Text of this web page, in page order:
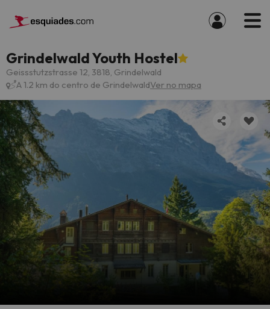
Grindelwald Youth Hostel
Geissstutzstrasse 12, 3818, Grindelwald
A 1.2 km do centro de GrindelwaldVer no mapa